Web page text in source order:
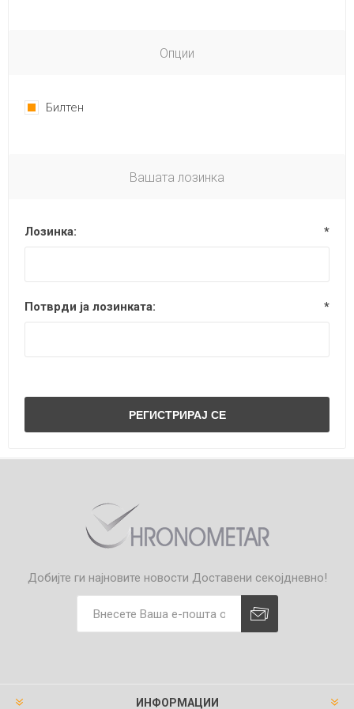
Опции
Билтен
Вашата лозинка
Лозинка: *
Потврди ја лозинката: *
Добијте ги најновите новости Доставени секојдневно!
ИНФОРМАЦИИ